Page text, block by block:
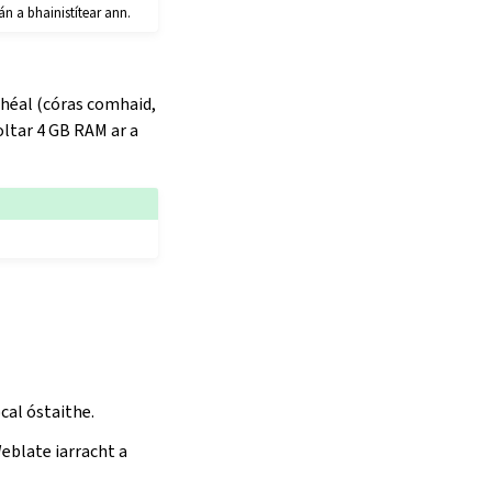
a bhainistítear ann.
(córas comhaid,
4 GB RAM ar a
óstaithe.
iarracht a